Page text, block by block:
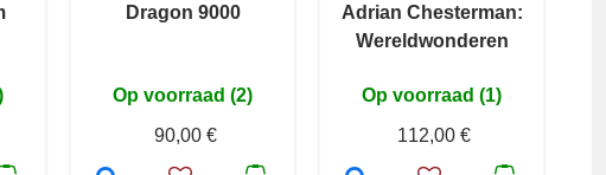
Dragon 9000
Op voorraad (2)
90,00 €
Adrian Chesterman:
Wereldwonderen
Op voorraad (1)
112,00 €